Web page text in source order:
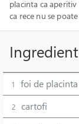
placinta ca aperitiv
ca rece nu se
1 foi de placinta
2 cartofi